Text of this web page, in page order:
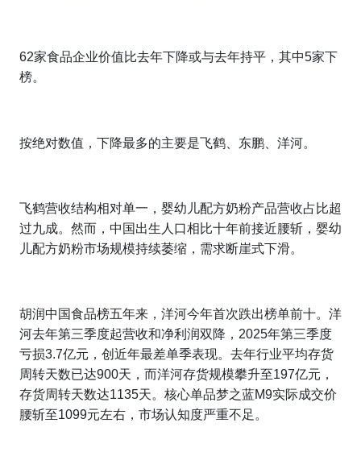
62家食品企业价值比去年下降或与去年持平，其中5家下
榜。
按绝对数值，下降最多的主要是飞鹤、东鹏、洋河。
飞鹤营收结构相对单一，婴幼儿配方奶粉产品营收占比超
过九成。然而，中国出生人口相比十年前接近腰斩，婴幼
儿配方奶粉市场规模持续萎缩，需求断崖式下滑。
胡润中国食品榜五年来，洋河今年首次跌出榜单前十。洋
河去年第三季度起营收和净利润双降，2025年第三季度
亏损3.7亿元，创近年最差单季表现。去年行业平均存货
周转天数已达900天，而洋河存货规模攀升至197亿元，
存货周转天数达1135天。核心单品梦之蓝M9实际成交价
腰斩至1099元左右，市场认知度严重不足。